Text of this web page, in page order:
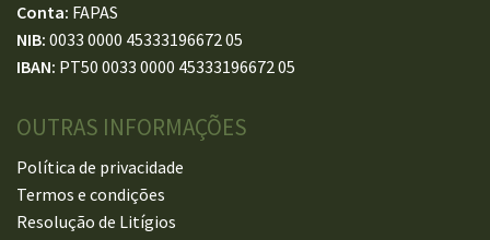
Conta: FAPAS
NIB: 0033 0000 45333196672 05
IBAN: PT50 0033 0000 45333196672 05
OUTRAS INFORMAÇÕES
Política de privacidade
Termos e condições
Resolução de Litígios